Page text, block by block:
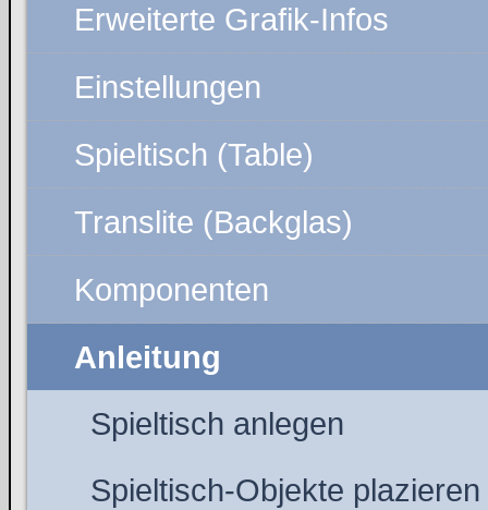
Erweiterte Grafik-Infos
Einstellungen
Spieltisch (Table)
Translite (Backglas)
Komponenten
Anleitung
Spieltisch anlegen
Spieltisch-Objekte plazieren